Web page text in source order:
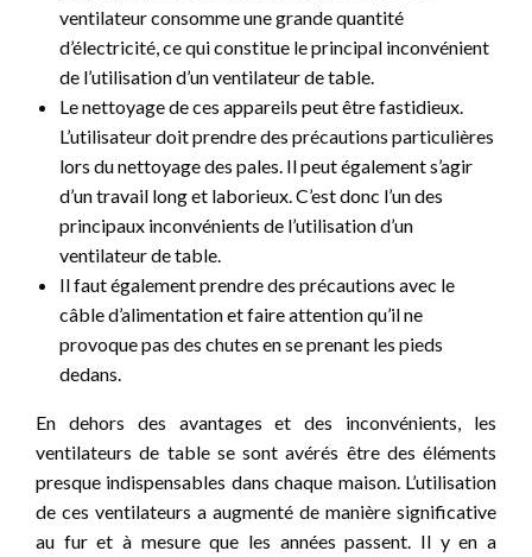
ventilateur consomme une grande quantité
d’électricité, ce qui constitue le principal inconvénient
de l’utilisation d’un ventilateur de table.
Le nettoyage de ces appareils peut être fastidieux.
L’utilisateur doit prendre des précautions particulières
lors du nettoyage des pales. Il peut également s’agir
d’un travail long et laborieux. C’est donc l’un des
principaux inconvénients de l’utilisation d’un
ventilateur de table.
Il faut également prendre des précautions avec le
câble d’alimentation et faire attention qu’il ne
provoque pas des chutes en se prenant les pieds
dedans.
En dehors des avantages et des inconvénients, les
ventilateurs de table se sont avérés être des éléments
presque indispensables dans chaque maison. L’utilisation
de ces ventilateurs a augmenté de manière significative
au fur et à mesure que les années passent. Il y en a